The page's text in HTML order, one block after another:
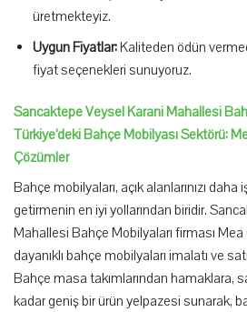
üretmekteyiz.
Uygun Fiyatlar:Kaliteden ödün
fiyat seçenekleri sunuyoruz.
Sancaktepe Veysel Karani Mahallesi
Türkiye’deki Bahçe Mobilyası Sektörü:
Çözümler
Bahçe mobilyaları, açık alanlarınızı
getirmenin en iyi yollarından biridir.
Mahallesi Bahçe Mobilyaları firması
dayanıklı bahçe mobilyaları imalatı ve
Bahçe masa takımlarından hamaklara,
kadar geniş bir ürün yelpazesi sunarak,